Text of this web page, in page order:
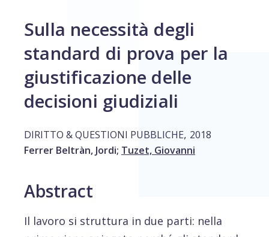
Sulla necessità degli
standard di prova per la
giustificazione delle
decisioni giudiziali
DIRITTO & QUESTIONI PUBBLICHE, 2018
Ferrer Beltràn, Jordi; Tuzet, Giovanni
Abstract
Il lavoro si struttura in due parti: nella